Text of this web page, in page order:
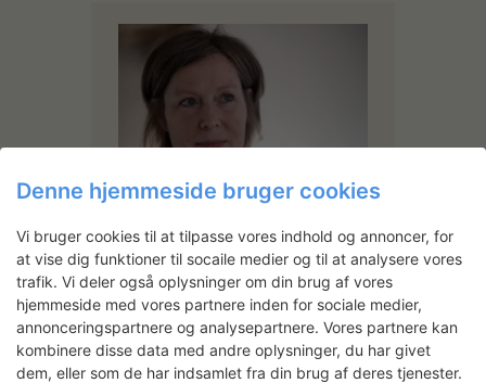
Uddannet ved Det Kongelige
Danske Kunstakademi og
Rijksakademie van Beeldende
Kunsten i Amsterdam. Siden var
hun i en lang årrække bosat i Köln,
i dag bor og arbejder hun i
København.
Denne hjemmeside bruger cookies
Vi bruger cookies til at tilpasse vores indhold og annoncer, for
at vise dig funktioner til socaile medier og til at analysere vores
trafik. Vi deler også oplysninger om din brug af vores
hjemmeside med vores partnere inden for sociale medier,
annonceringspartnere og analysepartnere. Vores partnere kan
kombinere disse data med andre oplysninger, du har givet
dem, eller som de har indsamlet fra din brug af deres tjenester.